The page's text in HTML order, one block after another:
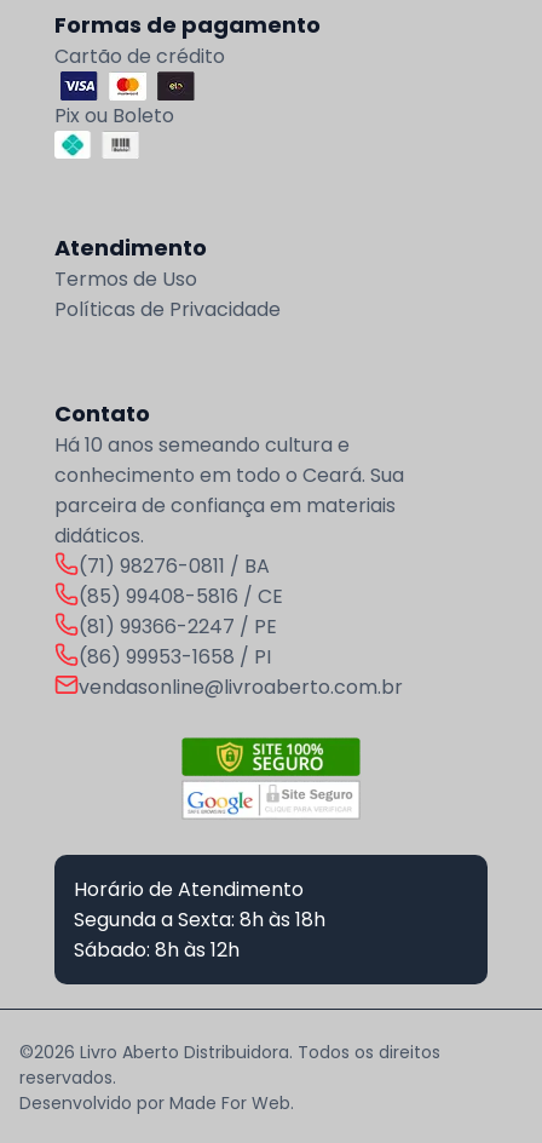
Formas de pagamento
Cartão de crédito
Pix ou Boleto
Atendimento
Termos de Uso
Políticas de Privacidade
Contato
Há 10 anos semeando cultura e
conhecimento em todo o Ceará. Sua
parceira de confiança em materiais
didáticos.
(71) 98276-0811 / BA
(85) 99408-5816 / CE
(81) 99366-2247 / PE
(86) 99953-1658 / PI
vendasonline@livroaberto.com.br
Horário de Atendimento
Segunda a Sexta: 8h às 18h
Sábado: 8h às 12h
©2026 Livro Aberto Distribuidora. Todos os direitos
reservados.
Desenvolvido por Made For Web.